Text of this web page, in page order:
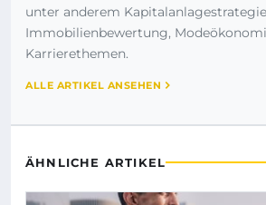
unter anderem
Immobilienbewertung,
Karrierethemen.
ALLE ARTIKEL ANSEHEN
ÄHNLICHE ARTIKEL